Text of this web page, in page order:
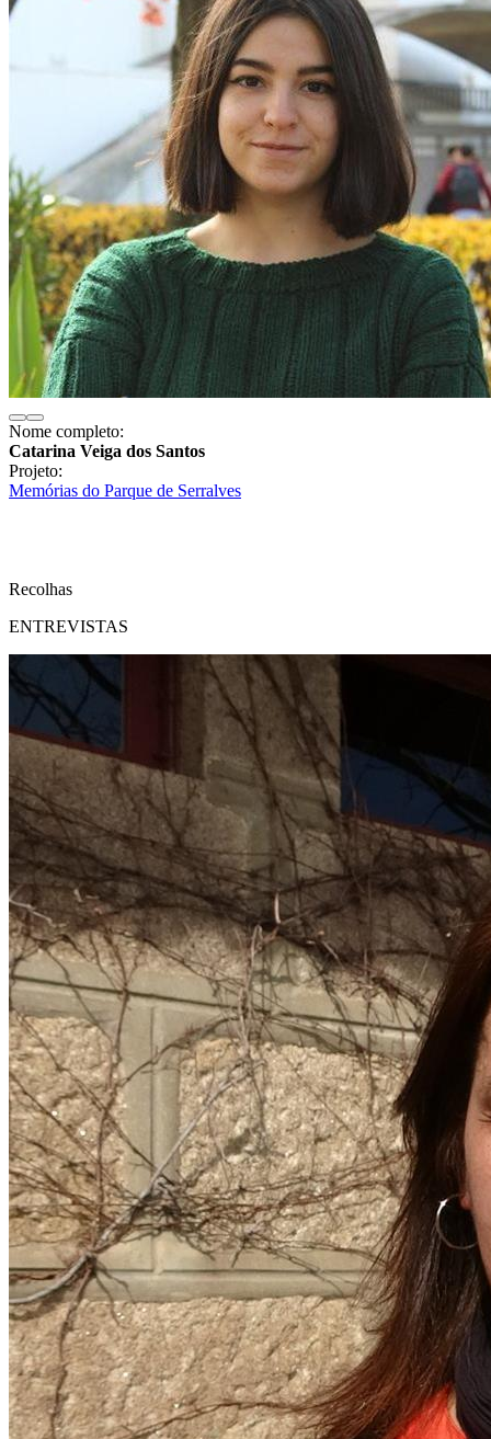
Nome completo:
Catarina Veiga dos Santos
Projeto:
Memórias do Parque de Serralves
Recolhas
ENTREVISTAS